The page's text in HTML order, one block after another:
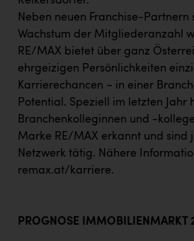
Neben neuen Franchise-Partnern
Wachstum der Mitgliederanzahl
RE/MAX bietet über ganz
ehrgeizigen Persönlichkeiten
Karrierechancen − in einer
Potential. Speziell im letzten Jahr
Branchenkolleginnen und -
Marke RE/MAX erkannt und sind
Netzwerk tätig. Nähere
remax.at/karriere.
PROGNOSE IMMOBILIENMARKT